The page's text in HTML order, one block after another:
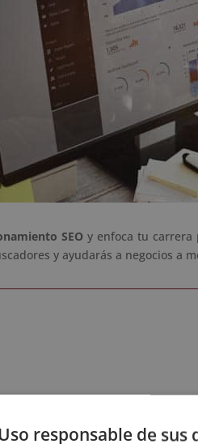
SEO y enfoca tu carrera
y ayudarás a negocios a
SEO.
responsable de sus